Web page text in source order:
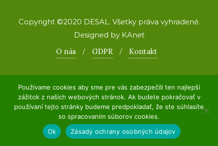
Copyright ©2020 DESAL. Všetky práva vyhradené.
Designed by KAnet
O nás
GDPR Kontakt
Používame cookies aby sme pre vás zabezpečili ten najlepší
zážitok z našich webových stránok. Ak budete pokračovať v
používaní tejto stránky budeme predpokladať, že ste súhlasíte
so spracovaním súborov cookies.
Ok
Zásady ochrany osobných údajov